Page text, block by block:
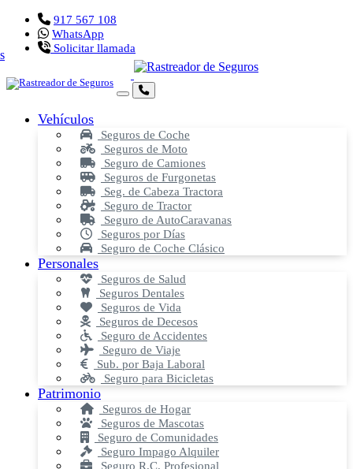
917 567 108
WhatsApp
Solicitar llamada
Vehículos
Seguros de Coche
Seguros de Moto
Seguro de Camiones
Seguros de Furgonetas
Seg. de Cabeza Tractora
Seguro de Tractor
Seguro de AutoCaravanas
Seguros por Días
Seguro de Coche Clásico
Personales
Seguros de Salud
Seguros Dentales
Seguros de Vida
Seguros de Decesos
Seguro de Accidentes
Seguro de Viaje
Sub. por Baja Laboral
Seguro para Bicicletas
Patrimonio
Seguros de Hogar
Seguros de Mascotas
Seguro de Comunidades
Seguro Impago Alquiler
Seguro R.C. Profesional